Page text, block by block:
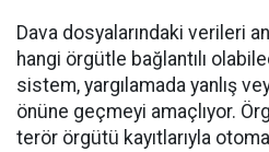
Dava dosyalarındaki verileri
hangi örgütle bağlantılı
sistem, yargılamada yanlış
önüne geçmeyi amaçlıyor.
terör örgütü kayıtlarıyla